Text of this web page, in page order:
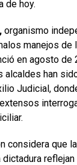
de hoy.
organismo
manejos de
en agosto de
alcaldes han
Judicial,
considera que